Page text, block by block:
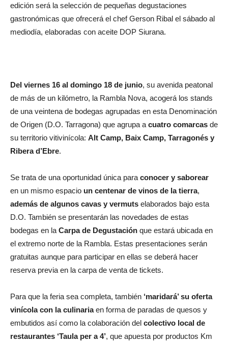
edición será la selección de pequeñas degustaciones
gastronómicas que ofrecerá el chef Gerson Ribal el sábado al
mediodía, elaboradas con aceite DOP Siurana.
Del viernes 16 al domingo 18 de junio, su avenida peatonal
de más de un kilómetro, la Rambla Nova, acogerá los stands
de una veintena de bodegas agrupadas en esta Denominación
de Origen (D.O. Tarragona) que agrupa a cuatro comarcas de
su territorio vitivinícola: Alt Camp, Baix Camp, Tarragonés y
Ribera d’Ebre.
Se trata de una oportunidad única para conocer y saborear
en un mismo espacio un centenar de vinos de la tierra,
además de algunos cavas y vermuts elaborados bajo esta
D.O. También se presentarán las novedades de estas
bodegas en la Carpa de Degustación que estará ubicada en
el extremo norte de la Rambla. Estas presentaciones serán
gratuitas aunque para participar en ellas se deberá hacer
reserva previa en la carpa de venta de tickets.
Para que la feria sea completa, también ‘maridará’ su oferta
vinícola con la culinariaen forma de paradas de quesos y
embutidos así como la colaboración del colectivo local de
restaurantes ‘Taula per a 4’, que apuesta por productos Km